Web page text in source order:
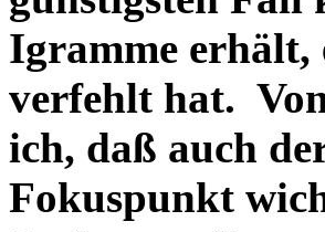
Igramme erhält,
verfehlt hat.
ich, daß auch
Fokuspunkt